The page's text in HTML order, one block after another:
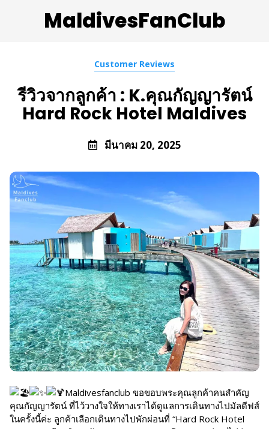
MaldivesFanClub
Customer Reviews
รีวิวจากลูกค้า : K.คุณกัญญารัตน์
Hard Rock Hotel Maldives
มีนาคม 20, 2025
Maldivesfanclub ขอขอบพระคุณลูกค้าคนสำคัญ
คุณกัญญารัตน์ ที่ไว้วางใจให้ทางเราได้ดูแลการเดินทางไปมัลดีฟส์
ในครั้งนี้ค่ะ ลูกค้าเลือกเดินทางไปพักผ่อนที่ “Hard Rock Hotel